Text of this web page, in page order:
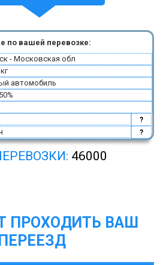
по вашей перевозке:
- Московская обл
автомобиль
?
?
46000
ПРОХОДИТЬ ВАШ
ПЕРЕЕЗД